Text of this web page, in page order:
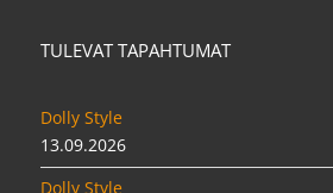
TULEVAT TAPAHTUMAT
Dolly Style
13.09.2026
Dolly Style